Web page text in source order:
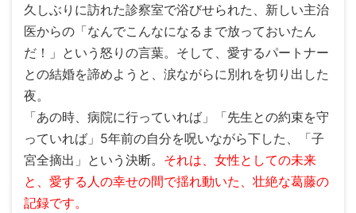
久しぶりに訪れた診察室で浴びせられた、新しい主治
医からの「なんでこんなになるまで放っておいたん
だ！」という怒りの言葉。そして、愛するパートナー
との結婚を諦めようと、涙ながらに別れを切り出した
夜。
「あの時、病院に行っていれば」「先生との約束を守
っていれば」5年前の自分を呪いながら下した、「子
宮全摘出」という決断。 それは、女性としての未来
と、愛する人の幸せの間で揺れ動いた、壮絶な葛藤の
記録です。